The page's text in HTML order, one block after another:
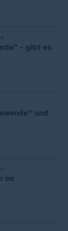
- gibt es
und
im